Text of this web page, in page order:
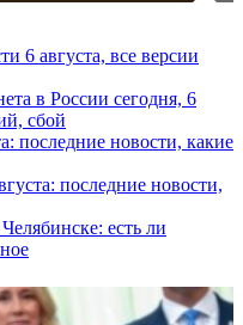
6 августа, все версии
в России сегодня, 6
сбой
последние новости, какие
последние новости,
есть ли